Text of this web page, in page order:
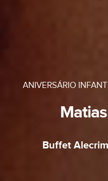
ANIVERSÁRIO
Buffet